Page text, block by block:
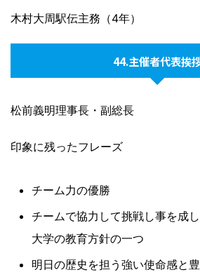
木村大周駅伝主務（4年）
44.主催者代表挨
松前義明理事長・副総長
印象に残ったフレーズ
チーム力の優勝
チームで協力して挑戦し事を成
大学の教育方針の一つ
明日の歴史を担う強い使命感と